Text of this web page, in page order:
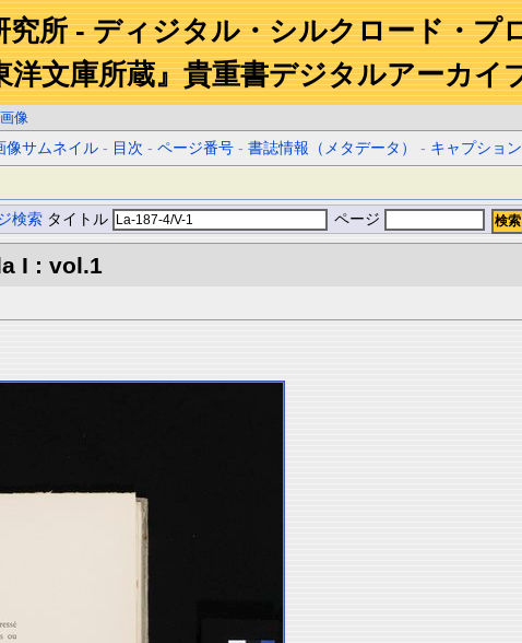
究所 - ディジタル・シルクロード・プ
洋文庫所蔵』貴重書デジタルアーカイ
像
像サムネイル - 目次 -ページ番号 -書誌情報（メタデータ） - キャプション
検索 タイトル ページ
I : vol.1